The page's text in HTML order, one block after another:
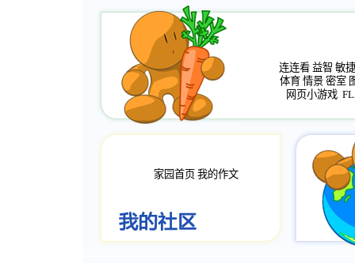
连连看 益智 敏捷
体育 情景 密室
网页小游戏
家园首页 我的作文